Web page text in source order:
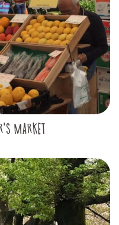
MARKET